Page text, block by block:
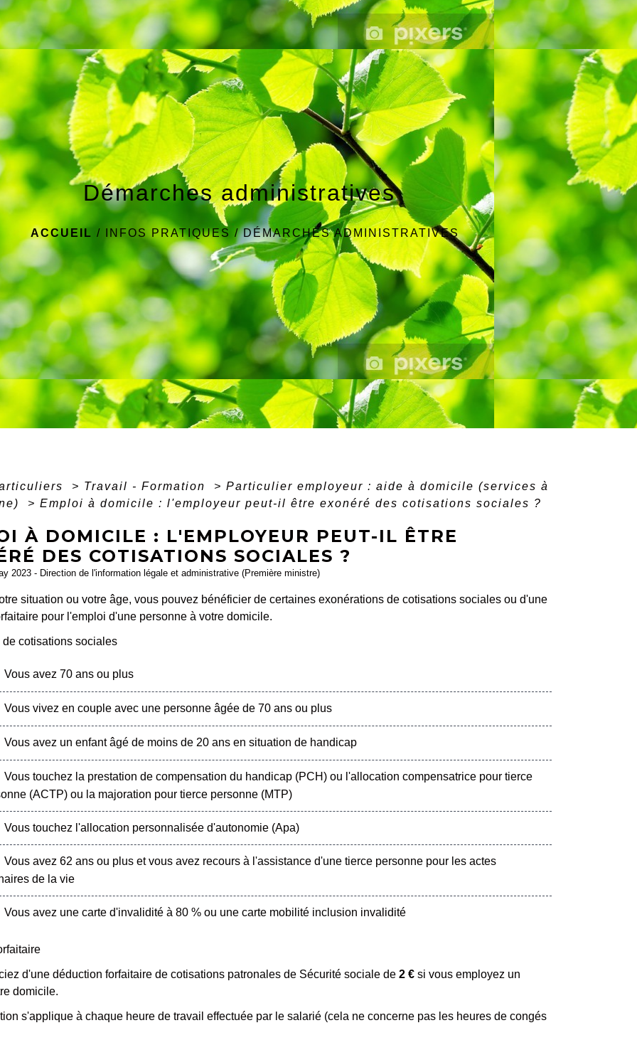
Démarches administratives
ACCUEIL / INFOS PRATIQUES /DÉMARCHES ADMINISTRATIVES
> Travail - Formation > Particulier employeur : aide à domicile (services à
> Emploi à domicile : l'employeur peut-il être exonéré des cotisations sociales ?
À DOMICILE : L'EMPLOYEUR PEUT-IL ÊTRE
DES COTISATIONS SOCIALES ?
2023 - Direction de l'information légale et administrative (Première ministre)
situation ou votre âge, vous pouvez bénéficier de certaines exonérations de cotisations sociales ou d'une
pour l'emploi d'une personne à votre domicile.
de cotisations sociales
Vous avez 70 ans ou plus
Vous vivez en couple avec une personne âgée de 70 ans ou plus
Vous avez un enfant âgé de moins de 20 ans en situation de handicap
Vous touchez la prestation de compensation du handicap (PCH) ou l'allocation compensatrice pour tierce
(ACTP) ou la majoration pour tierce personne (MTP)
Vous touchez l'allocation personnalisée d'autonomie (Apa)
Vous avez 62 ans ou plus et vous avez recours à l'assistance d'une tierce personne pour les actes
de la vie
Vous avez une carte d'invalidité à 80 % ou une carte mobilité inclusion invalidité
d'une déduction forfaitaire de cotisations patronales de Sécurité sociale de 2 €si vous employez un
domicile.
s'applique à chaque heure de travail effectuée par le salarié (cela ne concerne pas les heures de congés